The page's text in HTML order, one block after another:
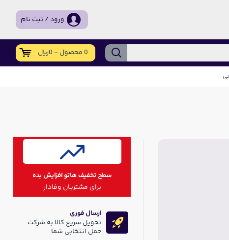
ورود / ثبت نام
0 محصول - 0ریال
سطح تخفیف هاتو افزایش بده
برای مشتریان وفادار
ارسال فوری
تحویل سریع کالا به شرکت
حمل انتخابی شما